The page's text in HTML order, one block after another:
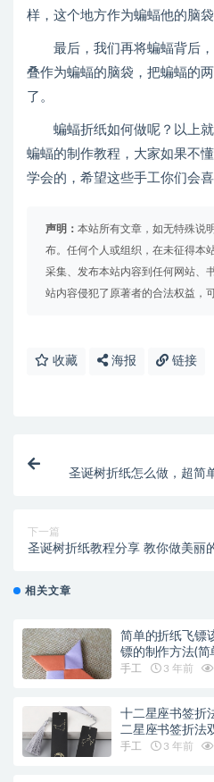
样，这个地方作为蝙蝠他的脑袋
最后，我们再将蝙蝠背后，
叠作为蝙蝠的脑袋，把蝙蝠的
了。
蝙蝠折纸如何做呢？以上就
蝙蝠的制作教程，大家如果不
学会的，希望这些手工你们会喜
声明： 本站所有文章，如无特殊说
布。任何个人或组织，在未征得本
采集、发布本站内容到任何网站、
站内容侵犯了原著者的合法权益，
收藏 海报 链接
圣诞树折纸怎么做，超简
下一篇
圣诞树折纸教程分享 教你做美丽
相关文章
简单的折纸飞镖
镖的制作方法(简
手工 3 年前
十二星座书签折
二星座书签折法
手工 3 年前